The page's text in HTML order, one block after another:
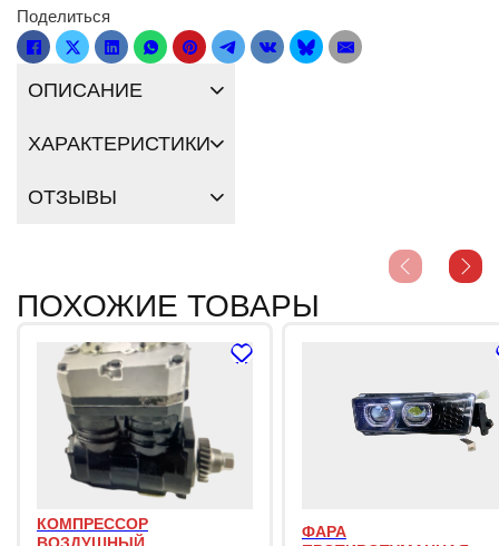
Поделиться
ОПИСАНИЕ
ХАРАКТЕРИСТИКИ
ОТЗЫВЫ
ПОХОЖИЕ ТОВАРЫ
КОМПРЕССОР
ВОЗДУШНЫЙ
ФАРА